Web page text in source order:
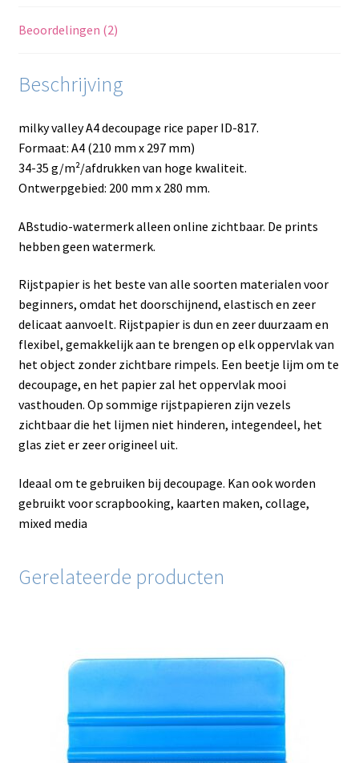
Beoordelingen (2)
Beschrijving
milky valley A4 decoupage rice paper ID-817.
Formaat: A4 (210 mm x 297 mm)
34-35 g/m²/afdrukken van hoge kwaliteit.
Ontwerpgebied: 200 mm x 280 mm.
ABstudio-watermerk alleen online zichtbaar. De prints
hebben geen watermerk.
Rijstpapier is het beste van alle soorten materialen voor
beginners, omdat het doorschijnend, elastisch en zeer
delicaat aanvoelt. Rijstpapier is dun en zeer duurzaam en
flexibel, gemakkelijk aan te brengen op elk oppervlak van
het object zonder zichtbare rimpels. Een beetje lijm om te
decoupage, en het papier zal het oppervlak mooi
vasthouden. Op sommige rijstpapieren zijn vezels
zichtbaar die het lijmen niet hinderen, integendeel, het
glas ziet er zeer origineel uit.
Ideaal om te gebruiken bij decoupage. Kan ook worden
gebruikt voor scrapbooking, kaarten maken, collage,
mixed media
Gerelateerde producten